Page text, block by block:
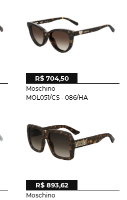
Moschino
MOL051/CS - 086/HA
R$ 704,50
Moschino
R$ 893,62